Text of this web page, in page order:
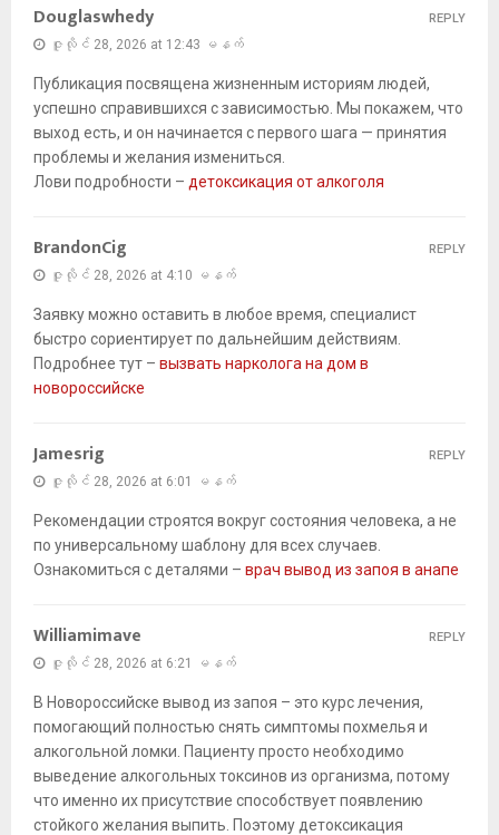
Douglaswhedy
ဇူလိုင် 28, 2026 at 12:43 မနက်
Публикация посвящена жизненным историям людей,
успешно справившихся с зависимостью. Мы покажем, что
выход есть, и он начинается с первого шага — принятия
проблемы и желания измениться.
Лови подробности – детоксикация от алкоголя
REPLY
BrandonCig
ဇူလိုင် 28, 2026 at 4:10 မနက်
Заявку можно оставить в любое время, специалист
быстро сориентирует по дальнейшим действиям.
Подробнее тут – вызвать нарколога на дом в
новороссийске
REPLY
Jamesrig
ဇူလိုင် 28, 2026 at 6:01 မနက်
Рекомендации строятся вокруг состояния человека, а не
по универсальному шаблону для всех случаев.
Ознакомиться с деталями – врач вывод из запоя в анапе
REPLY
Williamimave
ဇူလိုင် 28, 2026 at 6:21 မနက်
В Новороссийске вывод из запоя – это курс лечения,
помогающий полностью снять симптомы похмелья и
алкогольной ломки. Пациенту просто необходимо
выведение алкогольных токсинов из организма, потому
что именно их присутствие способствует появлению
стойкого желания выпить. Поэтому детоксикация
REPLY